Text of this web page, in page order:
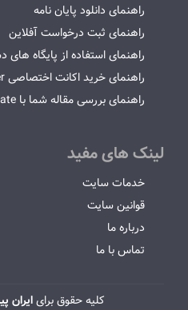
راهنمای دانلود پایان نامه
راهنمای ثبت درخواست آفلاین
راهنمای استفاده از پایگاه
راهنمای خرید اکانت اختصاصی SciFinder
راهنمای بررسی مقاله شما با iThenticate و Grammerly
لینک های مفید
خدمات سایت
قوانین سایت
درباره ما
تماس با ما
کلیه حقوق برایایران